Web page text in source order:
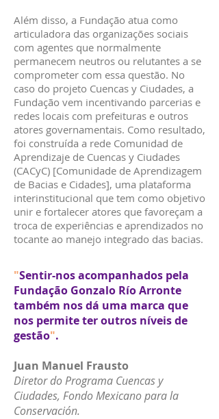
Além disso, a Fundação atua como
articuladora das organizações sociais
com agentes que normalmente
permanecem neutros ou relutantes a se
comprometer com essa questão. No
caso do projeto Cuencas y Ciudades, a
Fundação vem incentivando parcerias e
redes locais com prefeituras e outros
atores governamentais. Como resultado,
foi construída a rede Comunidad de
Aprendizaje de Cuencas y Ciudades
(CACyC) [Comunidade de Aprendizagem
de Bacias e Cidades], uma plataforma
interinstitucional que tem como objetivo
unir e fortalecer atores que favoreçam a
troca de experiências e aprendizados no
tocante ao manejo integrado das bacias.
"Sentir-nos acompanhados pela
Fundação Gonzalo Río Arronte
também nos dá uma marca que
nos permite ter outros níveis de
gestão".
Juan Manuel Frausto
Diretor do Programa Cuencas y
Ciudades, Fondo Mexicano para la
Conservación.